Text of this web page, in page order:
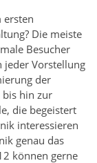
ersten
Die meiste
Besucher
jeder Vorstellung
der
bis hin zur
die begeistert
interessieren
genau das
können gerne